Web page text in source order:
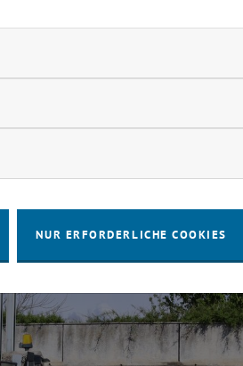
Betrieb werden im Jahr rund
Die frisch angelieferten
eingesalzen. Danach
an der Luft, wo sie den
NUR ERFORDERLICHE COOKIES